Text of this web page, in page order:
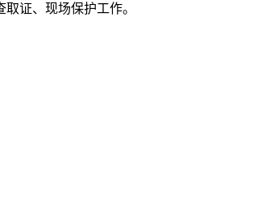
证、现场保护工作。